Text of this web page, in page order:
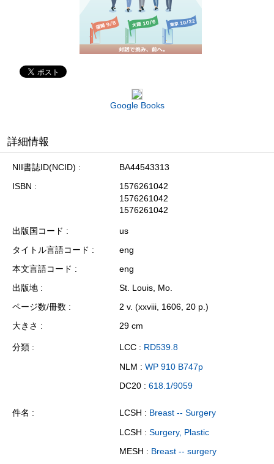
Google Books
詳細情報
NII書誌ID(NCID)
BA44543313
ISBN
1576261042
1576261042
1576261042
出版国コード
us
タイトル言語コード
eng
本文言語コード
eng
出版地
St. Louis, Mo.
ページ数/冊数
2 v. (xxviii, 1606, 20 p.)
大きさ
29 cm
分類 LCC : RD539.8
NLM : WP 910 B747p
DC20 : 618.1/9059
件名 LCSH : Breast -- Surgery
LCSH : Surgery, Plastic
MESH : Breast -- surgery